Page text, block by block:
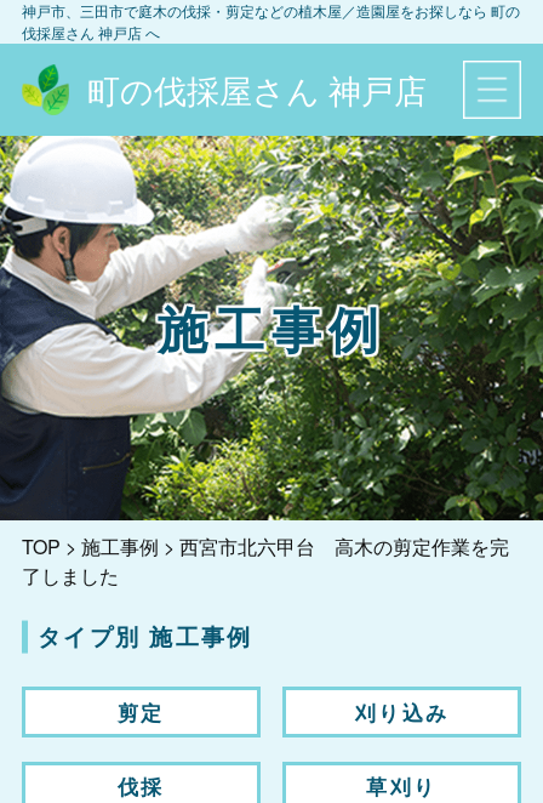
神戸市、三田市で庭木の伐採・剪定などの植木屋／造園屋をお探しなら 町の
伐採屋さん 神戸店へ
町の伐採屋さん 神戸店
施工事例
TOP > 施工事例 > 西宮市北六甲台 高木の剪定作業を完
了しました
タイプ別 施工事例
剪定 刈り込み
伐採 草刈り